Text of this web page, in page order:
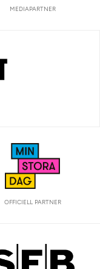
MEDIAPARTNER
OFFICIELL PARTNER